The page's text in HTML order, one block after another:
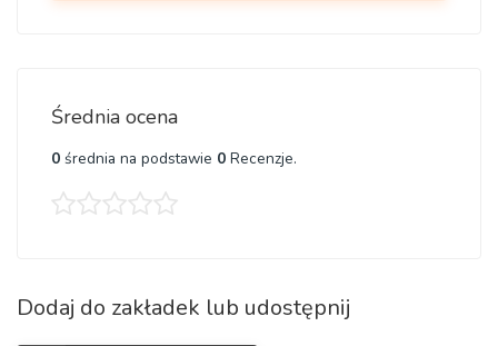
Średnia ocena
0 średnia na podstawie 0 Recenzje.
Dodaj do zakładek lub udostępnij